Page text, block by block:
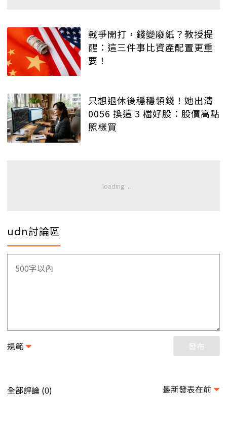
戰爭開打，錢變廢紙？教授提
醒：這三件事比資產配置更重
要！
只想退休後穩穩領錢！她出清
0056 換這 3 檔好股：股價高點
照樣買
udn討論區
規範 發布
全部評論 (0) 最新發表在前